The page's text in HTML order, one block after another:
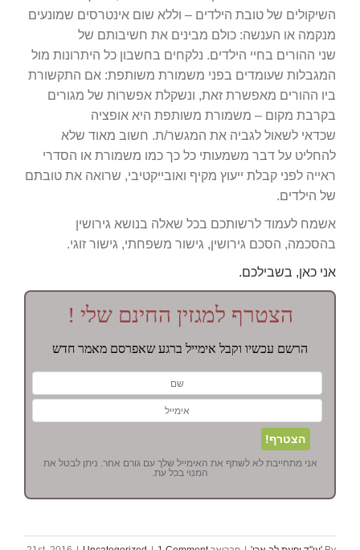
השיקולים של טובת הילדים – וללא שום אינטרסים שמונעים
מנקמה או הענשה: כולם מבינים את חשיבותם של
שני ההורים בחיי הילדים. נלקחים בחשבון כל היתרונות מול
המגבלות שעומדים בפני משמורת משותפת: אם התקשורת
ביו ההורים מאפשרת זאת, ונשקלת אפשרות של מגורים
בקרבת מקום – משמורת משותפת היא אופציה
שכדאי לשאול לגביה את המגשר/ת. חשוב מאוד שלא
להחליט על דבר משמעותי כל כך כמו משמורת או הסדרי
ראייה לפני קבלת ייעוץ מקיף ואובייקטיבי, שרואה את טובתם
של הילדים.
אשמח לעמוד לרשותכם בכל שאלה בנושא גירושין
בהסכמה, הסכם גירושין, גישור משפחתי, גישור זוגי.
אני כאן, בשבילכם.
הצטרף למגזין החינם שלי !
הרשם עכשיו וקבל אימייל ברגע שאפרסם מאמר חדש
אני מתחייבת לא לשתף את האימייל שלך עם גורם אחר. ניתן לבטל את
המנוי בכל עת.